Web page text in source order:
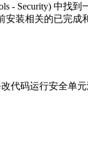
- Security) 中找到
安装相关的已完成
代码运行安全单